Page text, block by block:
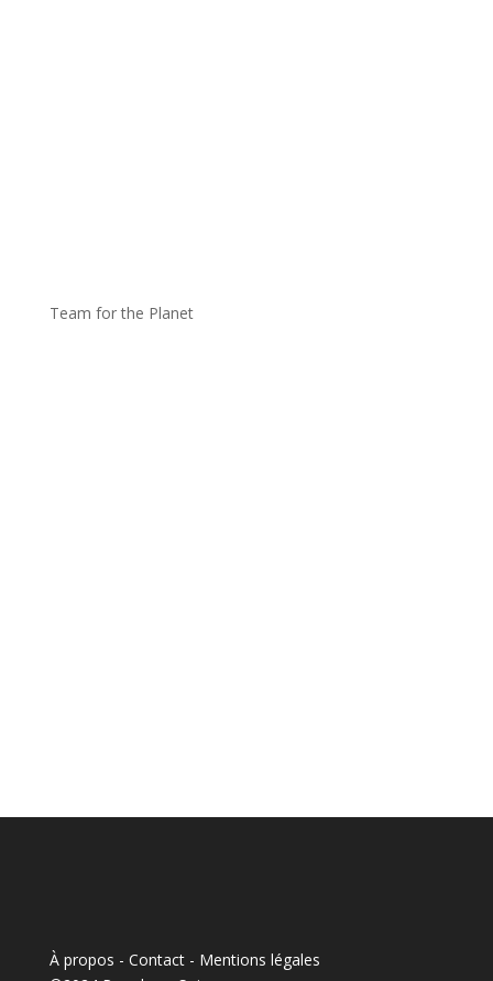
Team for the Planet
À propos - Contact- Mentions légales